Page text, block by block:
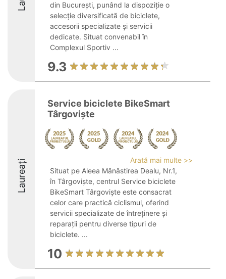
din București, punând la dispoziție o
selecție diversificată de biciclete,
accesorii specializate și servicii
dedicate. Situat convenabil în
Complexul Sportiv ...
9.3
Laureați
Service biciclete BikeSmart
Târgovişte
Arată mai multe >>
Situat pe Aleea Mănăstirea Dealu, Nr.1,
în Târgoviște, centrul Service biciclete
BikeSmart Târgovişte este consacrat
celor care practică ciclismul, oferind
servicii specializate de întreținere și
reparații pentru diverse tipuri de
biciclete. ...
10